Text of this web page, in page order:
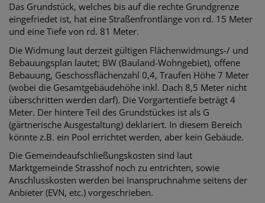
Das Grundstück, welches bis auf die rechte Grundgrenze
eingefriedet ist, hat eine Straßenfrontlänge von rd. 15 Meter
und eine Tiefe von rd. 81 Meter.
Die Widmung laut derzeit gültigen Flächenwidmungs-/ und
Bebauungsplan lautet; BW (Bauland-Wohngebiet), offene
Bebauung, Geschossflächenzahl 0,4, Traufen Höhe 7 Meter
(wobei die Gesamtgebäudehöhe inkl. Dach 8,5 Meter nicht
überschritten werden darf). Die Vorgartentiefe beträgt 4
Meter. Der hintere Teil des Grundstückes ist als G
(gärtnerische Ausgestaltung) deklariert. In diesem Bereich
könnte z.B. ein Pool errichtet werden, aber kein Gebäude.
Die Gemeindeaufschließungskosten sind laut
Marktgemeinde Strasshof noch zu entrichten, sowie
Anschlusskosten werden bei Inanspruchnahme seitens der
Anbieter (EVN, etc.) vorgeschrieben.